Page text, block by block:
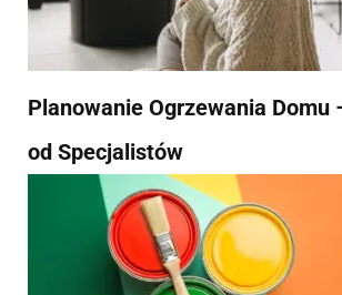
Planowanie Ogrzewania Domu
od Specjalistów